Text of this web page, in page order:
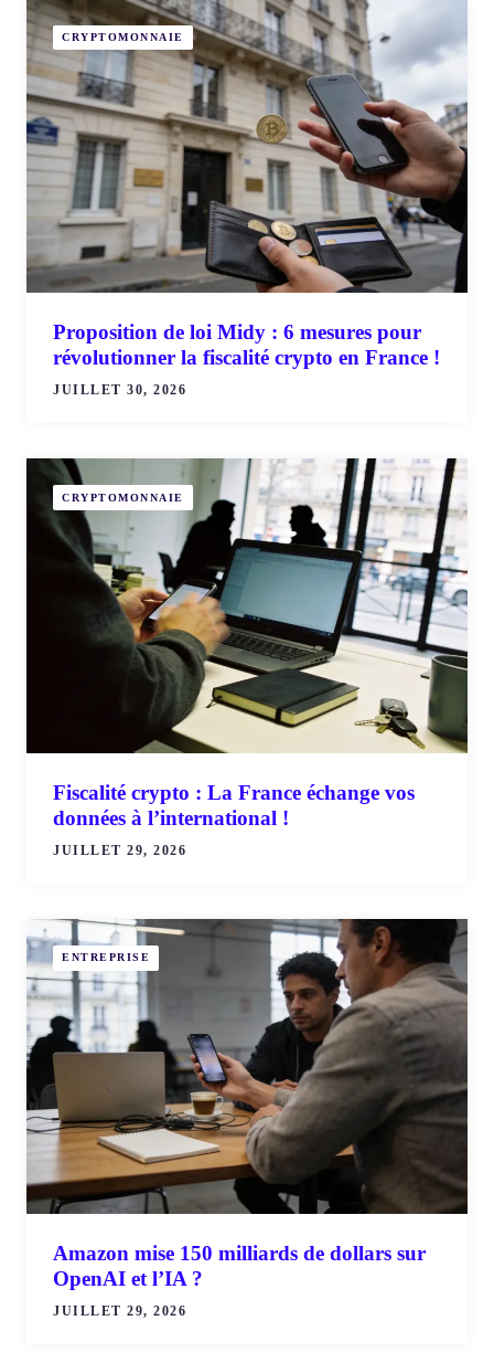
CRYPTOMONNAIE
Proposition de loi Midy : 6 mesures pour
révolutionner la fiscalité crypto en France !
JUILLET 30, 2026
CRYPTOMONNAIE
Fiscalité crypto : La France échange vos
données à l’international !
JUILLET 29, 2026
ENTREPRISE
Amazon mise 150 milliards de dollars sur
OpenAI et l’IA ?
JUILLET 29, 2026